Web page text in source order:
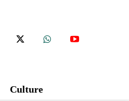
Culture